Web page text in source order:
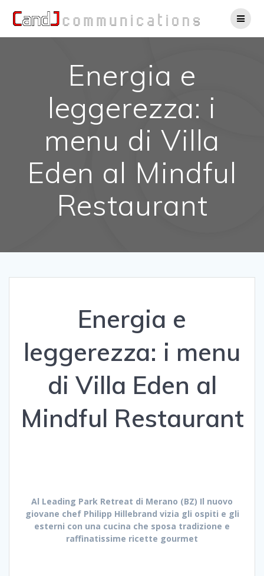
al
Energia e
leggerezza: i
menu di Villa
Eden al Mindful
Restaurant
Energia e
leggerezza: i menu
di Villa Eden al
Mindful Restaurant
Al Leading Park Retreat di Merano (BZ) Il nuovo
giovane chef Philipp Hillebrand vizia gli ospiti e gli
esterni con una cucina che sposa tradizione e
raffinatissime ricette gourmet